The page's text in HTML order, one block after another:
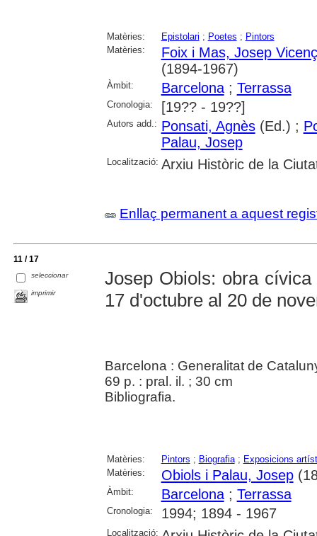
Matèries: Epistolari ; Poetes ; Pintors
Matèries:
Foix i Mas, Josep Vicenç
(1894-1967)
Àmbit: Barcelona; Terrassa
Cronologia: [19?? - 19??]
Autors add.: Ponsati, Agnès(Ed.) ;
Palau, Josep
Localització: Arxiu Històric de la
Enllaç permanent a aquest
11 / 17
seleccionar
imprimir
Josep Obiols: obra
17 d'octubre al 20 de
Barcelona : Generalitat de
69 p. : pral. il. ; 30 cm
Bibliografia.
Matèries: Pintors ; Biografia; Exposicions
Matèries:
Obiols i Palau, Josep
Àmbit: Barcelona; Terrassa
Cronologia: 1994; 1894 - 1967
Localització: